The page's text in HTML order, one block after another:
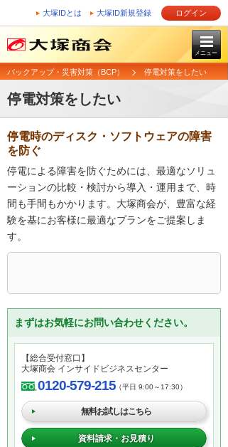
大塚IDとは 大塚ID新規登録 ログイン
メニュー
バックアップ・災害対策（BCP） 停電対策をしたい
停電対策をしたい
停電時のディスク・ソフトウェアの障害
を防ぐ
停電による障害を防ぐためには、最適なソリュ
ーションの比較・検討から導入・運用まで、時
間も手間もかかります。大塚商会が、豊富な経
験を基にお客様に最適なプランをご提案しま
す。
まずはお気軽にお問い合わせください。
【総合受付窓口】
大塚商会 インサイドビジネスセンター
0120-579-215（平日 9:00～17:30）
無料お試しはこちら
資料請求・お見積り